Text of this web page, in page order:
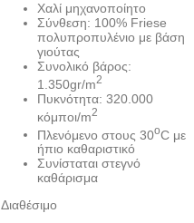
Χαλί μηχανοποίητο
Σύνθεση: 100% Friese
πολυπροπυλένιο με βάση
γιούτας
Συνολικό βάρος:
1.350gr/m2
Πυκνότητα: 320.000
κόμποι/m2
Πλενόμενο στους 30oC με
ήπιο καθαριστικό
Συνίσταται στεγνό
καθάρισμα
Διαθέσιμο